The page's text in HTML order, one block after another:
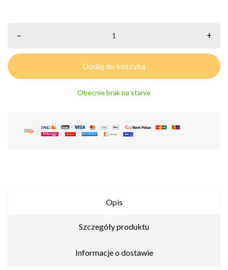
– +
Dodaj do koszyka
Obecnie brak na stanie
Opis
Szczegóły produktu
Informacje o dostawie